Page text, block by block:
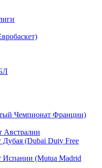
Чемпионат Франции)
Австралии
(Dubai Duty Free
(Mutua Madrid